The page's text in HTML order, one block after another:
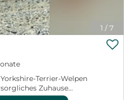
1 / 7
Terrier-Welpen
Zuhause
verspielt, neugierig,
